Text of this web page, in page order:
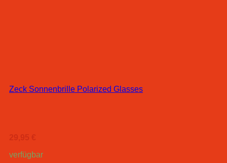
Zeck Sonnenbrille Polarized Glasses
29,95 €
verfügbar